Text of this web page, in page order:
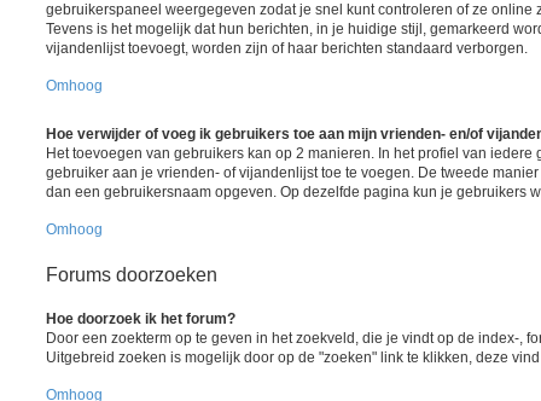
gebruikerspaneel weergegeven zodat je snel kunt controleren of ze online
Tevens is het mogelijk dat hun berichten, in je huidige stijl, gemarkeerd
vijandenlijst toevoegt, worden zijn of haar berichten standaard verborgen.
Omhoog
Hoe verwijder of voeg ik gebruikers toe aan mijn vrienden- en/of
Het toevoegen van gebruikers kan op 2 manieren. In het profiel van iedere
gebruiker aan je vrienden- of vijandenlijst toe te voegen. De tweede
dan een gebruikersnaam opgeven. Op dezelfde pagina kun je gebruikers
Omhoog
Forums doorzoeken
Hoe doorzoek ik het forum?
Door een zoekterm op te geven in het zoekveld, die je vindt op de index-,
Uitgebreid zoeken is mogelijk door op de "zoeken" link te klikken, deze
Omhoog